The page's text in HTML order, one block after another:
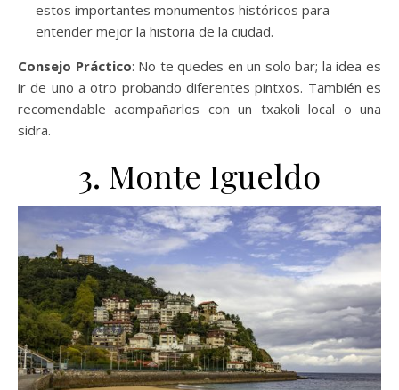
estos importantes monumentos históricos para
entender mejor la historia de la ciudad.
Consejo Práctico: No te quedes en un solo bar; la idea es
ir de uno a otro probando diferentes pintxos. También es
recomendable acompañarlos con un txakoli local o una
sidra.
3. Monte Igueldo